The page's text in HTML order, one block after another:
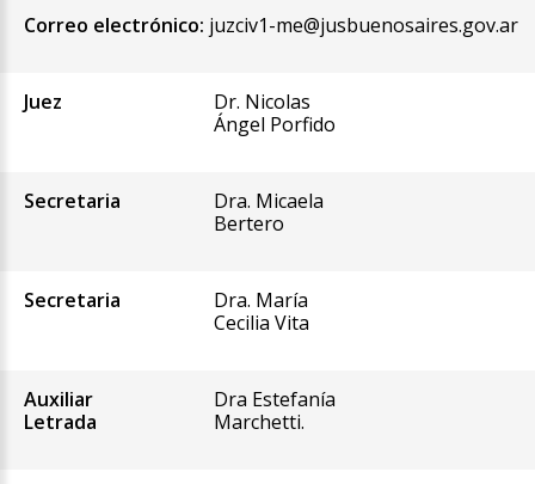
Correo electrónico: juzciv1-me@jusbuenosaires.gov.ar
Juez
Dr. Nicolas
Ángel Porfido
Secretaria
Dra. Micaela
Bertero
Secretaria
Dra. María
Cecilia Vita
Auxiliar
Letrada
Dra Estefanía
Marchetti.